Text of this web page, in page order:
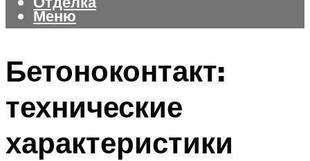
Меню
Бетоноконтакт:
технические
характеристики